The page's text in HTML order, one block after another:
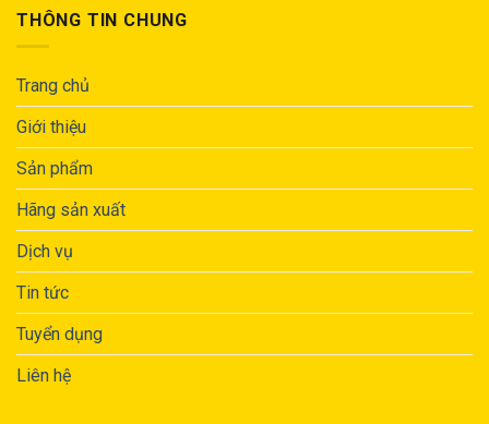
THÔNG TIN CHUNG
Trang chủ
Giới thiệu
Sản phẩm
Hãng sản xuất
Dịch vụ
Tin tức
Tuyển dụng
Liên hệ